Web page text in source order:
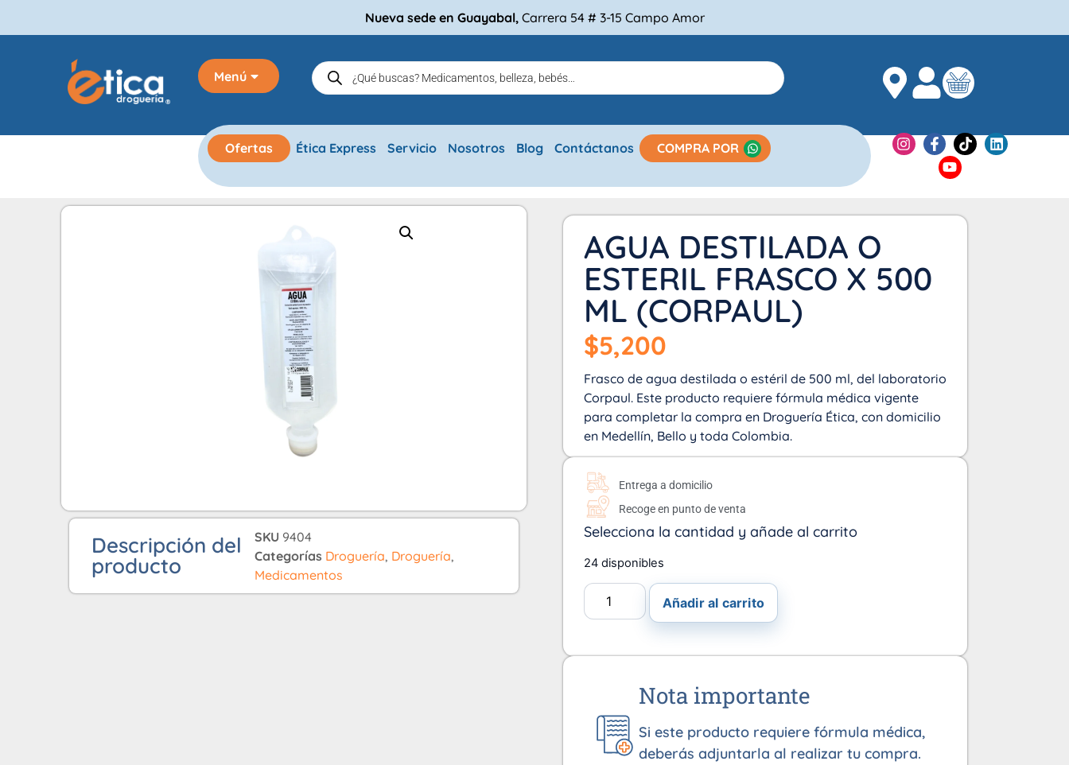
Nueva sede en Guayabal, Carrera 54 # 3-15 Campo Amor
Menú
Ofertas Ética Express Servicio Nosotros Blog Contáctanos COMPRA POR
Descripción del
producto
SKU 9404
Categorías Droguería, Droguería,
Medicamentos
AGUA DESTILADA O
ESTERIL FRASCO X 500
ML (CORPAUL)
$5,200
Frasco de agua destilada o estéril de 500 ml, del laboratorio
Corpaul. Este producto requiere fórmula médica vigente
para completar la compra en Droguería Ética, con domicilio
en Medellín, Bello y toda Colombia.
Entrega a domicilio
Recoge en punto de venta
Selecciona la cantidad y añade al carrito
24 disponibles
Añadir al carrito
Nota importante
Si este producto requiere fórmula médica,
deberás adjuntarla al realizar tu compra.